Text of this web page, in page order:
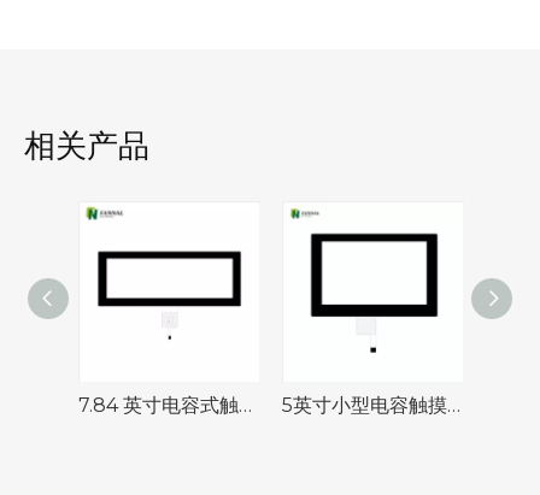
相关产品
7.84 英寸电容式触摸屏 Microchip IC 多点触控汽车应用 5英寸小型电容触摸屏I⊃2;C接口多点触摸工业触摸屏